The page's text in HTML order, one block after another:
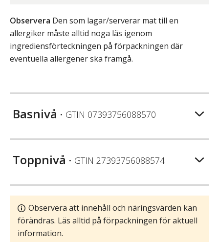
Observera Den som lagar/serverar mat till en
allergiker måste alltid noga läs igenom
ingrediensförteckningen på förpackningen där
eventuella allergener ska framgå.
Basnivå • GTIN 07393756088570
Toppnivå • GTIN 27393756088574
Observera att innehåll och näringsvärden kan
förändras. Läs alltid på förpackningen för aktuell
information.